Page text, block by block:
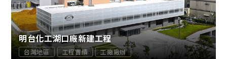
明台化工湖口廠新建工程
台灣地區 工程實績 工廠廠辦